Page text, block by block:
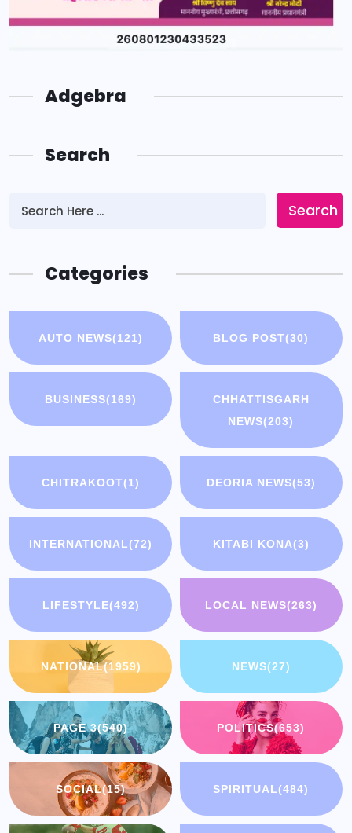
Adgebra
Search
Search
Categories
AUTO NEWS(121) BLOG POST(30)
BUSINESS(169)
CHHATTISGARH
NEWS(203)
CHITRAKOOT(1) DEORIA NEWS(53)
INTERNATIONAL(72) KITABI KONA(3)
LIFESTYLE(492) LOCAL NEWS(263)
NATIONAL(1959) NEWS(27)
PAGE 3(540) POLITICS(653)
SOCIAL(15) SPIRITUAL(484)